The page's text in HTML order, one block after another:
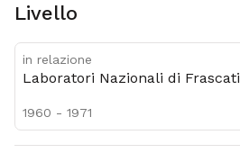
Livello
in relazione
Laboratori Nazionali di Frascati
1960 - 1971